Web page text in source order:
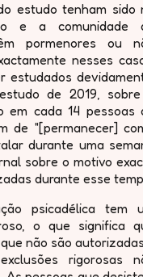
estudo tenham sido
e a comunidade
pormenores ou
nesses
estudados
de 2019,
cada 14 pessoas
de "[permanecer]
durante uma
sobre o motivo
durante esse
psicadélica tem
o que significa
não são
rigorosas